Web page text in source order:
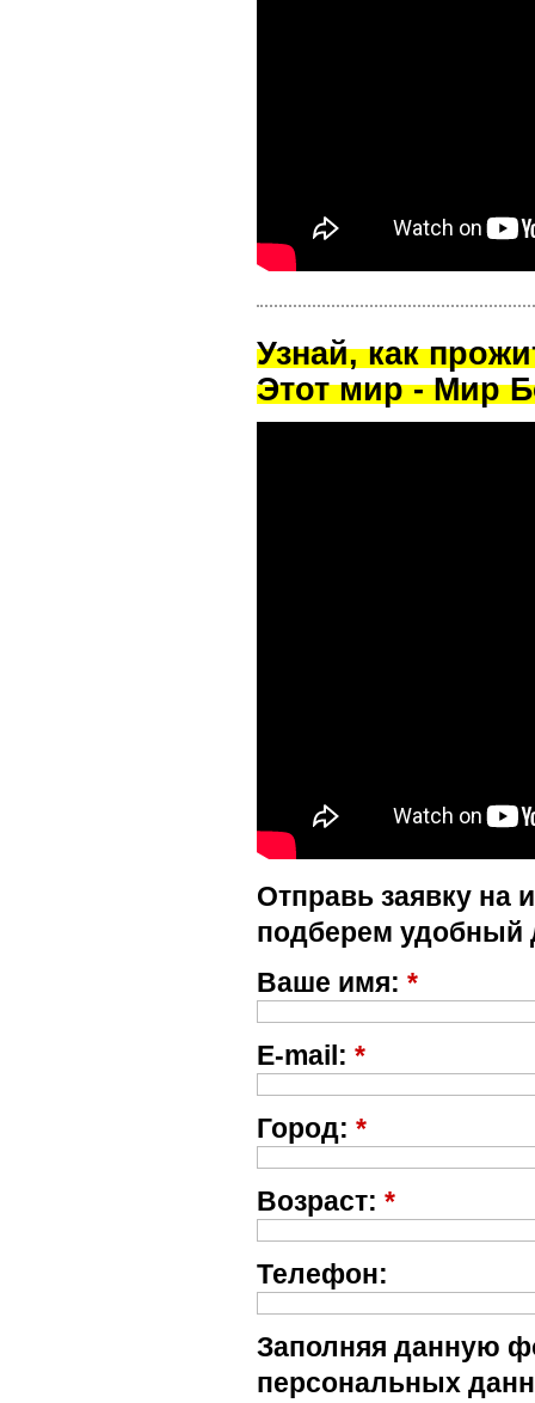
Узнай, как
Этот мир - Мир
Отправь заявку на
подберем удобный
Ваше имя: *
E-mail: *
Город: *
Возраст: *
Телефон:
Заполняя данную
персональных